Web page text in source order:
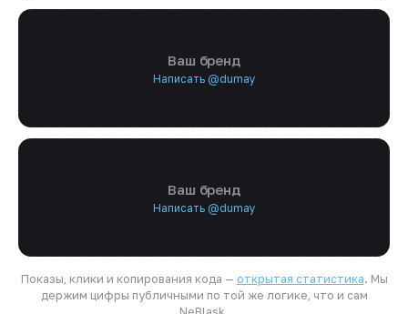
Ваш бренд
Написать @dumay
Ваш бренд
Написать @dumay
Показы, клики и копирования кода — открытая статистика. Мы
держим цифры публичными по той же логике, что и сам